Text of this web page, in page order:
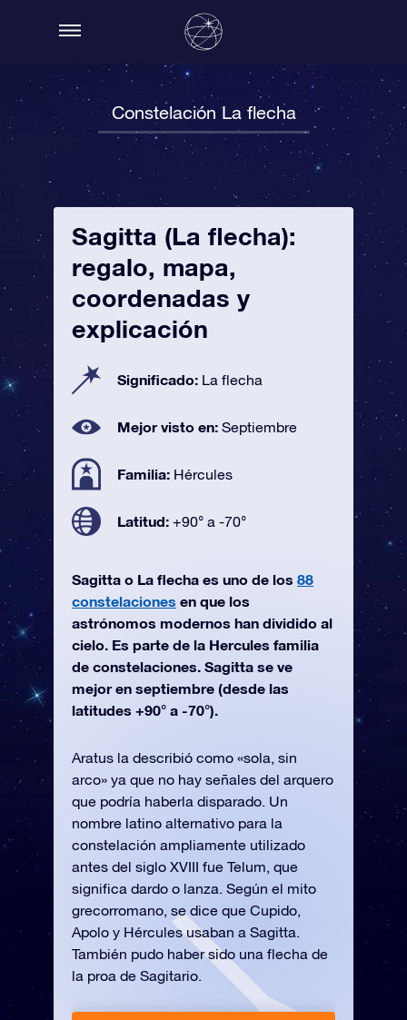
Constelación La flecha
Sagitta (La flecha):
regalo, mapa,
coordenadas y
explicación
Significado: La flecha
Mejor visto en: Septiembre
Familia: Hércules
Latitud: +90° a -70°
Sagitta o La flecha es uno de los 88
constelaciones en que los
astrónomos modernos han dividido al
cielo. Es parte de la Hercules familia
de constelaciones. Sagitta se ve
mejor en septiembre (desde las
latitudes +90° a -70°).
Aratus la describió como «sola, sin
arco» ya que no hay señales del arquero
que podría haberla disparado. Un
nombre latino alternativo para la
constelación ampliamente utilizado
antes del siglo XVIII fue Telum, que
significa dardo o lanza. Según el mito
grecorromano, se dice que Cupido,
Apolo y Hércules usaban a Sagitta.
También pudo haber sido una flecha de
la proa de Sagitario.